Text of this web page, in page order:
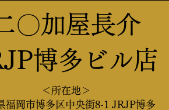
〇加屋長介
博多ビル店
＜所在地＞
福岡市博多区中央街8-1 JRJP博多